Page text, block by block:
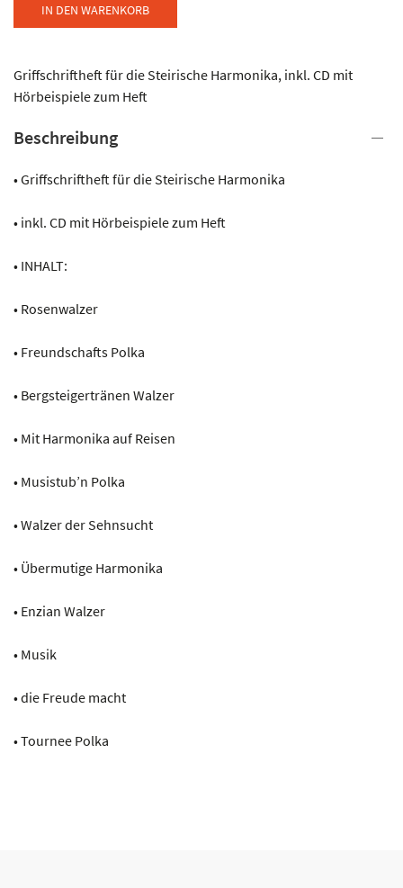
Erfolgsmelodien
Hias
Kirchgasser
IN DEN WARENKORB
Griffschriftheft für die Steirische Harmonika, inkl. CD mit
Hörbeispiele zum Heft
Beschreibung
• Griffschriftheft für die Steirische Harmonika
• inkl. CD mit Hörbeispiele zum Heft
• INHALT:
• Rosenwalzer
• Freundschafts Polka
• Bergsteigertränen Walzer
• Mit Harmonika auf Reisen
• Musistub’n Polka
• Walzer der Sehnsucht
• Übermutige Harmonika
• Enzian Walzer
• Musik
• die Freude macht
• Tournee Polka